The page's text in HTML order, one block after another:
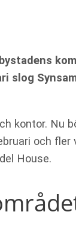
slog
kontor. Nu
och
House.